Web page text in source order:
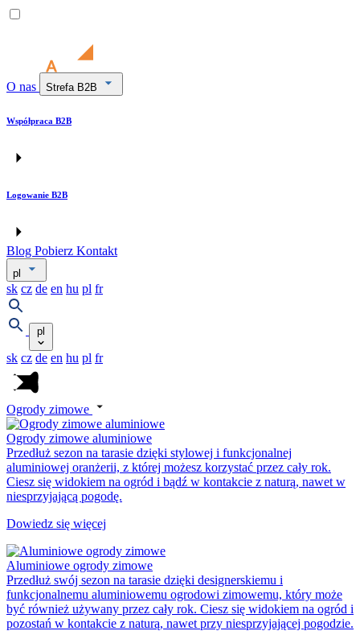
O nas Strefa B2B
Współpraca B2B
Logowanie B2B
Blog Pobierz Kontakt
pl
sk cz de en hu pl fr
pl
sk cz de en hu pl fr
Ogrody zimowe
Ogrody zimowe aluminiowe
Przedłuż sezon na tarasie dzięki stylowej i funkcjonalnej
aluminiowej oranżerii, z której możesz korzystać przez cały rok.
Ciesz się widokiem na ogród i bądź w kontakcie z naturą, nawet w
niesprzyjającą pogodę.
Dowiedz się więcej
Aluminiowe ogrody zimowe
Przedłuż swój sezon na tarasie dzięki designerskiemu i
funkcjonalnemu aluminiowemu ogrodowi zimowemu, który może
być również używany przez cały rok. Ciesz się widokiem na ogród i
pozostań w kontakcie z naturą, nawet przy niesprzyjającej pogodzie.